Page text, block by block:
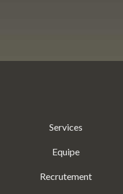
Services
Equipe
Recrutement